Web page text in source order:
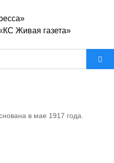
Живая газета»
в мае 1917 года.